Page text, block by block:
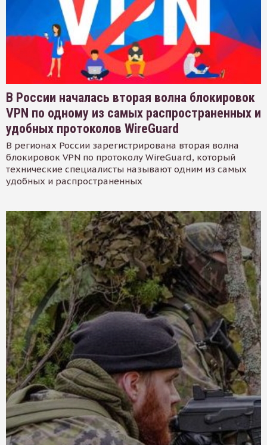
В России началась вторая волна блокировок
VPN по одному из самых распространенных и
удобных протоколов WireGuard
В регионах России зарегистрирована вторая волна
блокировок VPN по протоколу WireGuard, который
технические специалисты называют одним из самых
удобных и распространенных